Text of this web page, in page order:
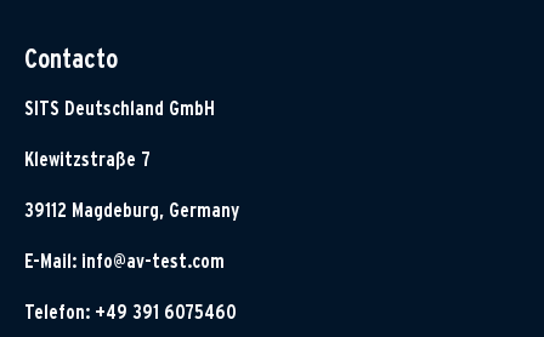
Contacto
SITS Deutschland GmbH
Klewitzstraße 7
39112 Magdeburg, Germany
E-Mail: info@av-test.com
Telefon: +49 391 6075460